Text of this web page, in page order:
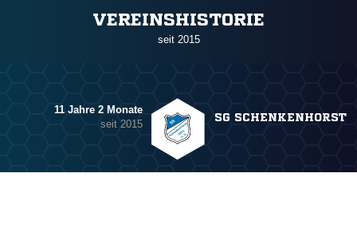
VEREINSHISTORIE
seit 2015
11 Jahre 2 Monate
seit 2015
SG SCHENKENHORST